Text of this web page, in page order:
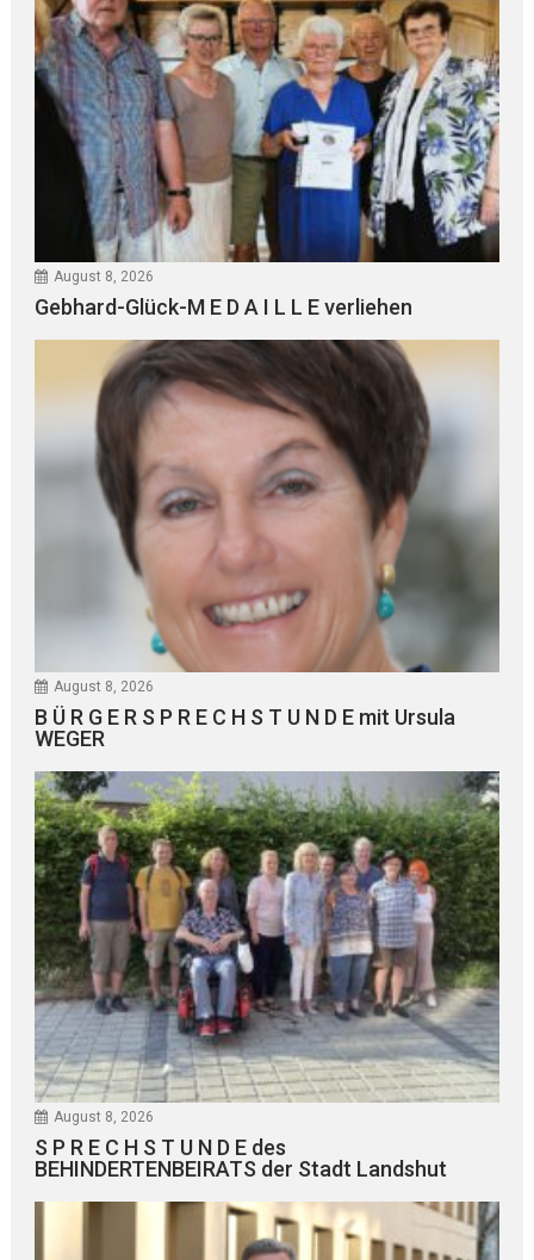
August 8, 2026
Gebhard-Glück-M E D A I L L E verliehen
August 8, 2026
B Ü R G E R S P R E C H S T U N D E mit Ursula
WEGER
August 8, 2026
S P R E C H S T U N D E des
BEHINDERTENBEIRATS der Stadt Landshut